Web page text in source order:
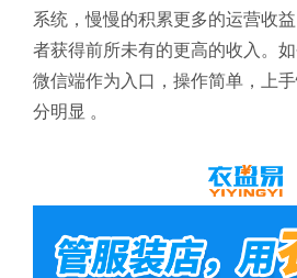
系统，慢慢的积累更多的运营收
者获得前所未有的更高的收入。
微信端作为入口，操作简单，上
分明显 。